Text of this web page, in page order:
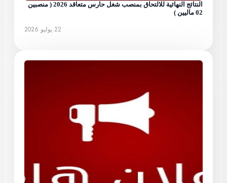
النتائج النهائية للالتحاق بمنصب شغل حارس متعاقد 2026 ( منصبين
02 ماليين )
22 يوليو 2026